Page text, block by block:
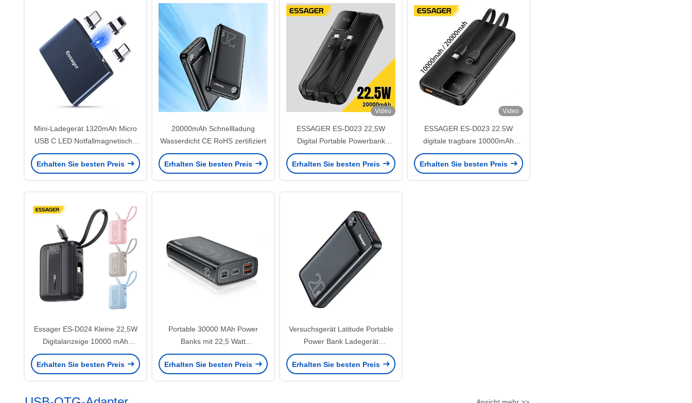
Mini-Ladegerät 1320mAh Micro
USB C LED Notfallmagnetische
Strombank
Erhalten Sie besten Preis
20000mAh Schnellladung
Wasserdicht CE RoHS zertifiziert
Erhalten Sie besten Preis
Video
ESSAGER ES-D023 22,5W
Digital Portable Powerbank
20000mAh mit Kabel
Erhalten Sie besten Preis
Video
ESSAGER ES-D023 22.5W
digitale tragbare 10000mAh
Powerbank mit Kabel
Erhalten Sie besten Preis
Essager ES-D024 Kleine 22,5W
Digitalanzeige 10000 mAh
Schnelllade-Powerbank mit
integriertem Kabel
Erhalten Sie besten Preis
Portable 30000 MAh Power
Banks mit 22,5 Watt
Schnellladung 3 Eingabe-
Ausgabe
Erhalten Sie besten Preis
Versuchsgerät Latitude Portable
Power Bank Ladegerät
20000mAh 3 Ausgang 2 Eingang
Erhalten Sie besten Preis